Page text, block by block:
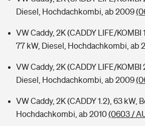
Diesel, Hochdachkombi, ab 2009
VW Caddy, 2K (CADDY LIFE/KOMBI
77 kW, Diesel, Hochdachkombi, ab
VW Caddy, 2K (CADDY LIFE/KOMBI
Diesel, Hochdachkombi, ab 2009
VW Caddy, 2K (CADDY 1.2), 63 kW,
Hochdachkombi, ab 2010(0603 /